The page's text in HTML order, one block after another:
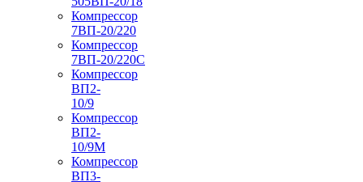
Компрессор
7ВП-20/220
Компрессор
7ВП-20/220С
Компрессор
ВП2-
10/9
Компрессор
ВП2-
10/9М
Компрессор
ВП3-